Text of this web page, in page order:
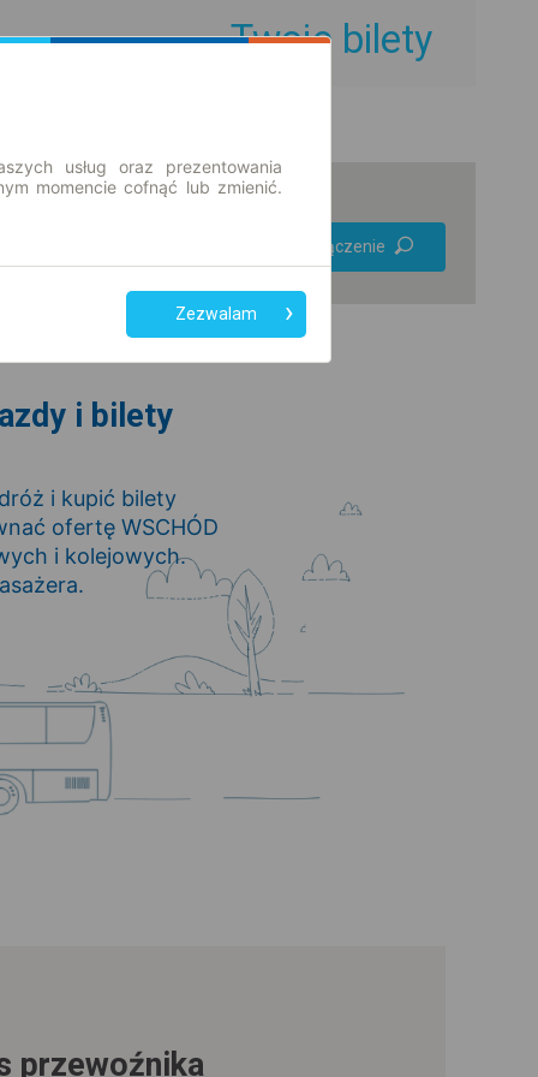
Twoje bilety
Tylko bilet online
Znajdź połączenie
i bilety
i kupić bilety
ofertę WSCHÓD
i kolejowych.
przewoźnika
usług oraz prezentowania
momencie cofnąć lub zmienić.
Zezwalam